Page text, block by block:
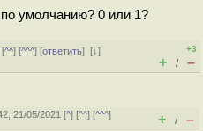
умолчанию? 0 или 1?
[^^] [^^^] [ответить][↓]
+3
+ / –
21/05/2021 [^] [^^] [^^^]
+ / –